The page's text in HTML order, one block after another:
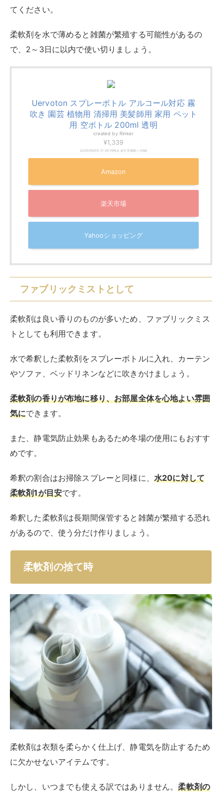
てください。
柔軟剤を水で薄めると雑菌が繁殖する可能性があるの
で、2～3日に以内で使い切りましょう。
Uervoton スプレーボトル アルコール対応 霧
吹き 園芸 植物用 清掃用 美髪師用 家用 ペット
用 空ボトル 200ml 透明
created by Rinker
¥1,339
(2026/08/06 21:39:35時点 楽天市場調べ- 詳細)
Amazon
楽天市場
Yahooショッピング
ファブリックミストとして
柔軟剤は良い香りのものが多いため、ファブリックミス
トとしても利用できます。
水で希釈した柔軟剤をスプレーボトルに入れ、カーテン
やソファ、ベッドリネンなどに吹きかけましょう。
柔軟剤の香りが布地に移り、お部屋全体を心地よい雰囲
気にできます。
また、静電気防止効果もあるため冬場の使用にもおすす
めです。
希釈の割合はお掃除スプレーと同様に、 水20に対して
柔軟剤1が目安です。
希釈した柔軟剤は長期間保管すると雑菌が繁殖する恐れ
があるので、使う分だけ作りましょう。
柔軟剤の捨て時
柔軟剤は衣類を柔らかく仕上げ、静電気を防止するため
に欠かせないアイテムです。
しかし、いつまでも使える訳ではありません。柔軟剤の